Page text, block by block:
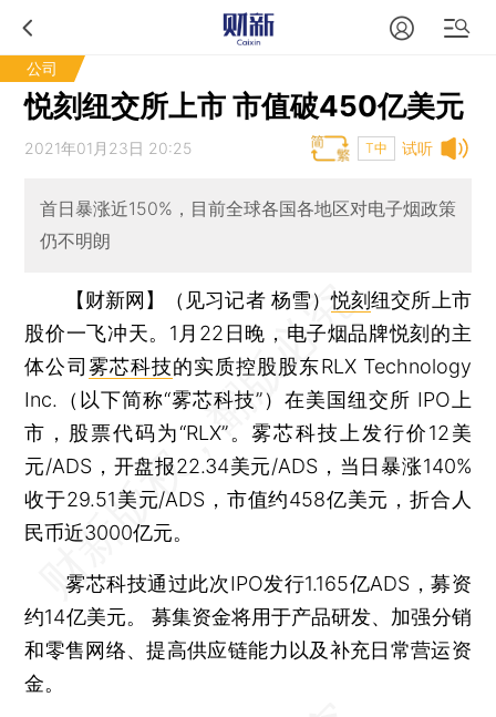
公司
悦刻纽交所上市 市值破450亿美元
试听
2021年01月23日 20:25 T中
首日暴涨近150%，目前全球各国各地区对电子烟政策
仍不明朗
【财新网】（见习记者 杨雪）悦刻纽交所上市
股价一飞冲天。1月22日晚，电子烟品牌悦刻的主
体公司 雾芯科技的实质控股股东RLX Technology
Inc.（以下简称“雾芯科技”）在美国纽交所 IPO上
市，股票代码为“RLX”。雾芯科技上发行价12美
元/ADS，开盘报22.34美元/ADS，当日暴涨140%
收于29.51美元/ADS，市值约458亿美元，折合人
民币近3000亿元。
雾芯科技通过此次IPO发行1.165亿ADS，募资
约14亿美元。 募集资金将用于产品研发、加强分销
和零售网络、提高供应链能力以及补充日常营运资
金。